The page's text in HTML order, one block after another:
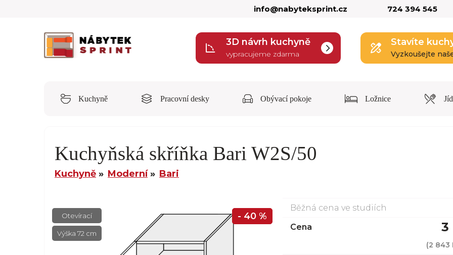
info@nabyteksprint.cz 724 394 545
3D návrh kuchyně
vypracujeme zdarma
Stavíte
Vyzkoušejte
Kuchyně Pracovní desky Obývací pokoje Ložnice
Kuchyňská skříňka Bari W2S/50
Kuchyně Moderní Bari
Otevírací
Výška 72 cm
- 40 %
Běžná cena ve studiích
Cena
3
(2 843